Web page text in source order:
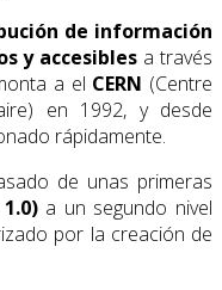
de información
y accesibles a través
a el CERN (Centre
en 1992, y desde
rápidamente.
de unas primeras
a un segundo nivel
por la creación de